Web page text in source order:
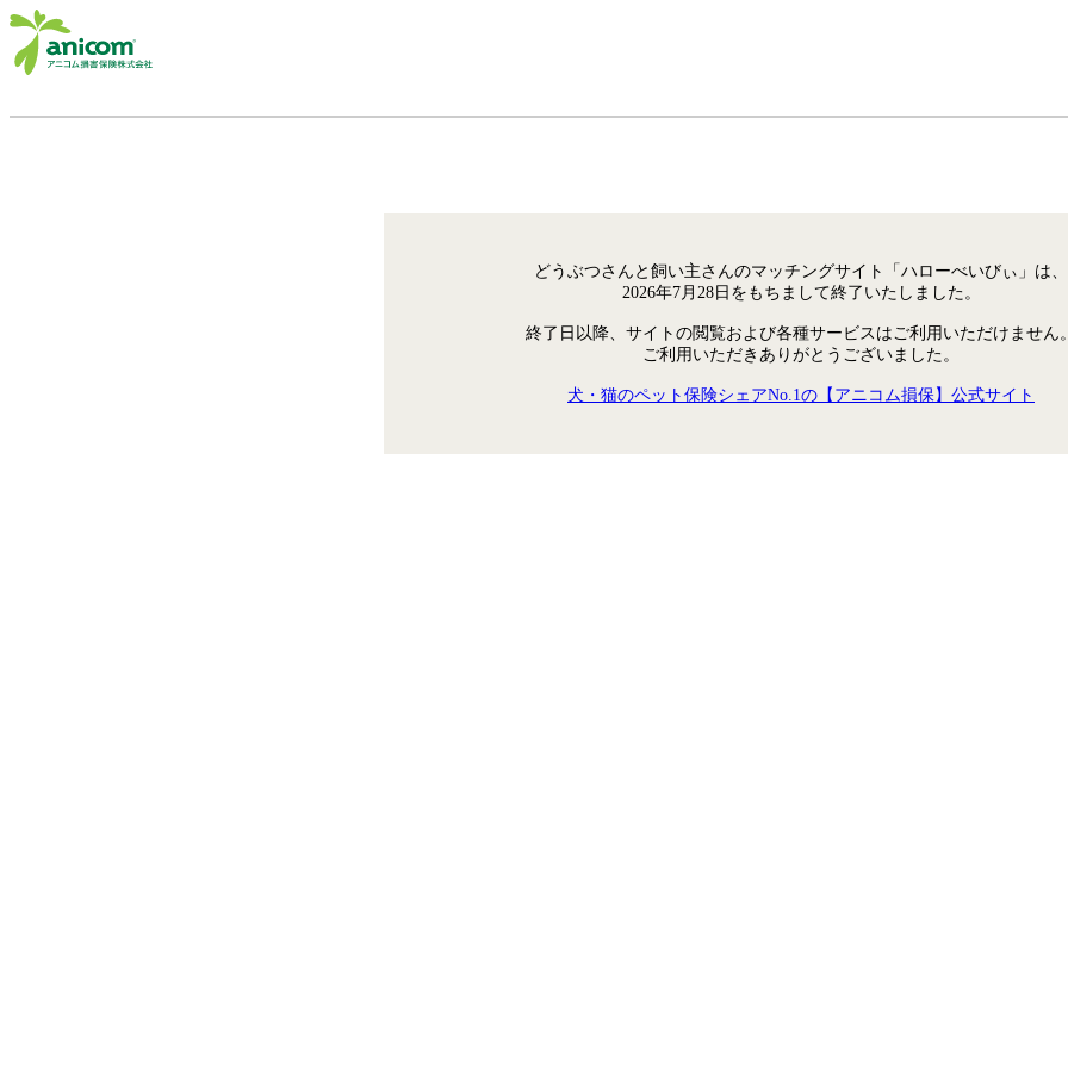
どうぶつさんと飼い主さんのマッチングサイト「ハローべいびぃ」は、
2026年7月28日をもちまして終了いたしました。
終了日以降、サイトの閲覧および各種サービスはご利用いただけません
ご利用いただきありがとうございました。
犬・猫のペット保険シェアNo.1の【アニコム損保】公式サイト